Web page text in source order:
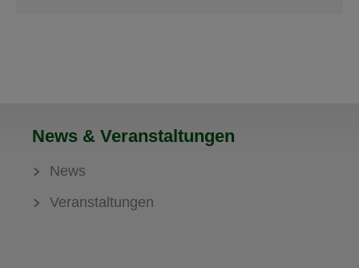
News & Veranstaltungen
News
Veranstaltungen